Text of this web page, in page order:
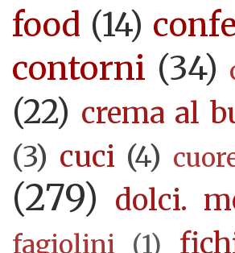
food (14)
contorni (34)
(22) crema al
(3) cuci (4)
(279) dolci.
fagiolini (1)